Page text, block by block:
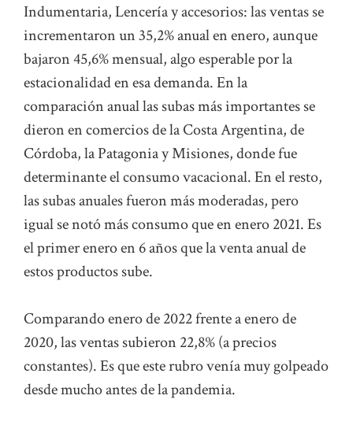
Indumentaria, Lencería y accesorios: las ventas se
incrementaron un 35,2% anual en enero, aunque
bajaron 45,6% mensual, algo esperable por la
estacionalidad en esa demanda. En la
comparación anual las subas más importantes se
dieron en comercios de la Costa Argentina, de
Córdoba, la Patagonia y Misiones, donde fue
determinante el consumo vacacional. En el resto,
las subas anuales fueron más moderadas, pero
igual se notó más consumo que en enero 2021. Es
el primer enero en 6 años que la venta anual de
estos productos sube.
Comparando enero de 2022 frente a enero de
2020, las ventas subieron 22,8% (a precios
constantes). Es que este rubro venía muy golpeado
desde mucho antes de la pandemia.